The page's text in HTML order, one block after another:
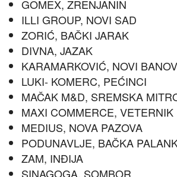
GOMEX, ZRENJANIN
ILLI GROUP, NOVI SAD
ZORIĆ, BAČKI JARAK
DIVNA, JAZAK
KARAMARKOVIĆ, NOVI
LUKI- KOMERC, PEĆINCI
MAČAK M&D, SREMSKA
MAXI COMMERCE, VETERNIK
MEDIUS, NOVA PAZOVA
PODUNAVLJE, BAČKA
ZAM, INĐIJA
SINAGOGA, SOMBOR